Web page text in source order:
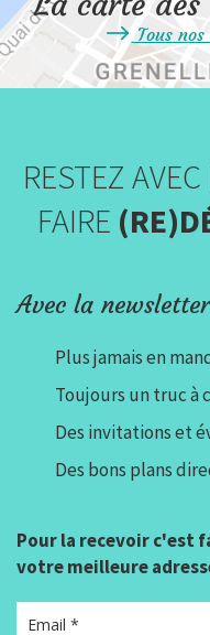
Tous
RESTEZ
FAIRE
Avec la
Plus jamais en
Toujours un truc à
Des invitations et
Des bons plans
Pour la recevoir c'est
votre meilleure